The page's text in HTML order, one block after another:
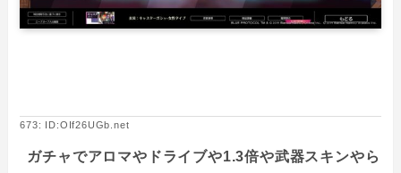
673: ID:OIf26UGb.net
ガチャでアロマやドライブや1.3倍や武器スキンやら